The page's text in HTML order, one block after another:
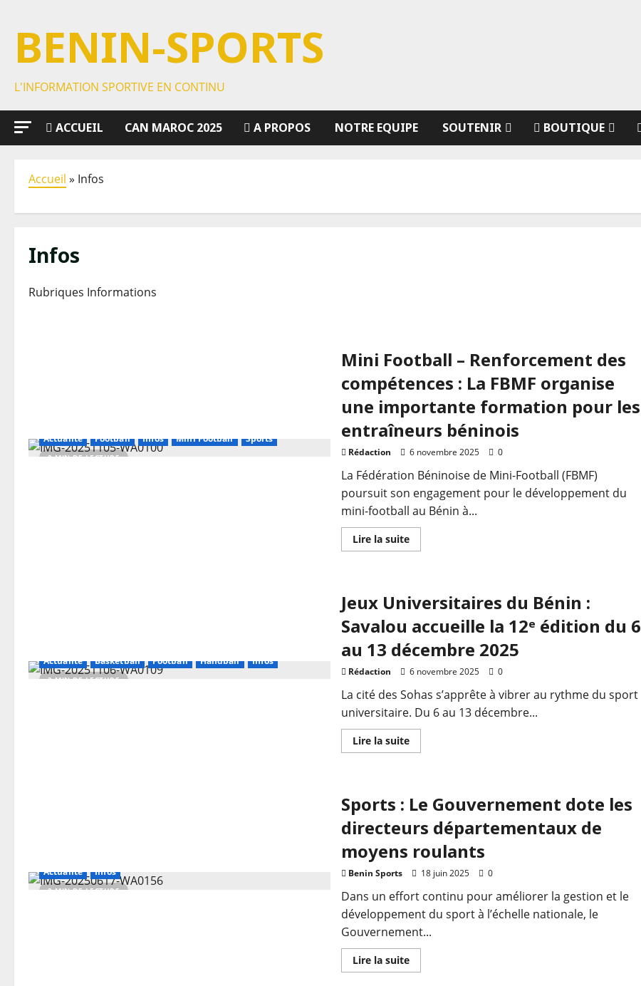
BENIN-SPORTS
L'INFORMATION SPORTIVE EN CONTINU
ACCUEIL CAN MAROC 2025 A PROPOS NOTRE EQUIPE SOUTENIR BOUTIQUE
Accueil » Infos
Infos
Rubriques Informations
2 MIN DE LECTURE
Actualité Football Infos Mini Football Sports
Mini Football – Renforcement des
compétences : La FBMF organise
une importante formation pour les
entraîneurs béninois
Rédaction 6 novembre 2025 0
La Fédération Béninoise de Mini-Football (FBMF)
poursuit son engagement pour le développement du
mini-football au Bénin à...
Lire la suite
3 MIN DE LECTURE
Actualité Basketball Football Handball Infos
Jeux Universitaires du Bénin :
Savalou accueille la 12ᵉ édition du 6
au 13 décembre 2025
Rédaction 6 novembre 2025 0
La cité des Sohas s’apprête à vibrer au rythme du sport
universitaire. Du 6 au 13 décembre...
Lire la suite
2 MIN DE LECTURE
Actualité Infos
Sports : Le Gouvernement dote les
directeurs départementaux de
moyens roulants
Benin Sports 18 juin 2025 0
Dans un effort continu pour améliorer la gestion et le
développement du sport à l’échelle nationale, le
Gouvernement...
Lire la suite